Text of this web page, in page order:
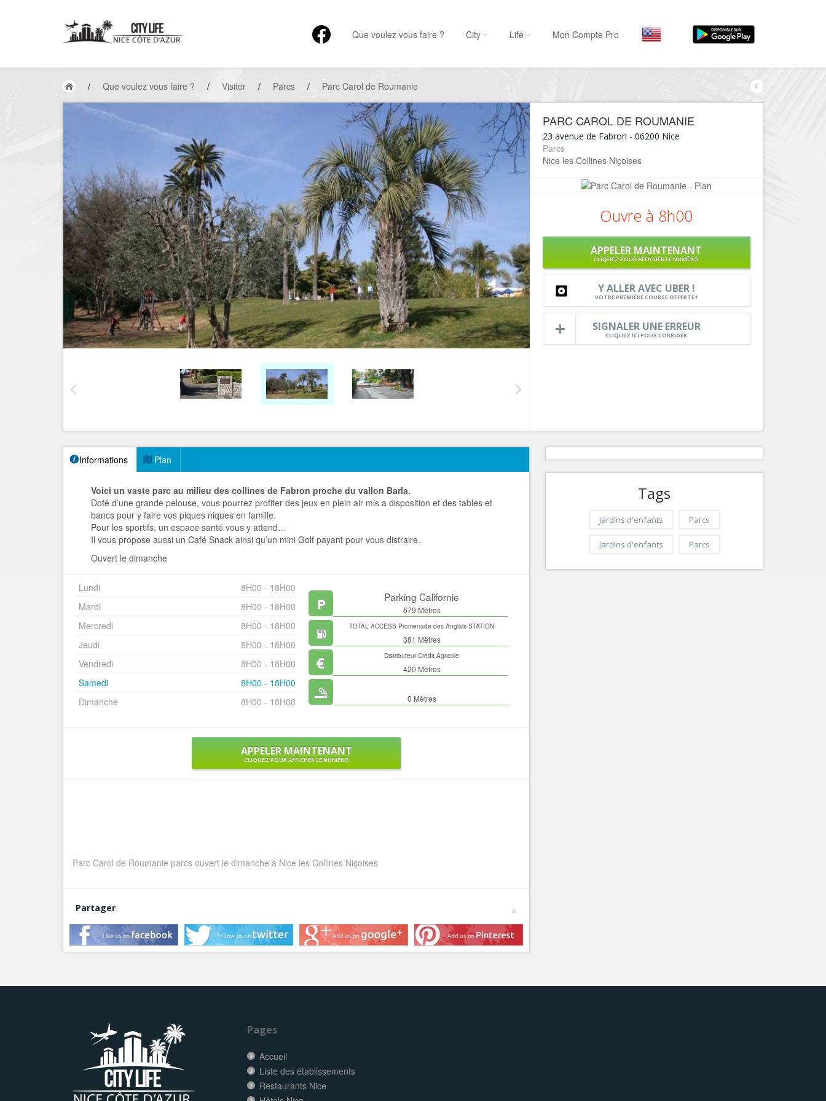
Que voulez vous faire ?
Hôtels, ...
Musées, ...
Sortir
Commerces
Mode, ...
Loisirs
Plages, sports, ...
Services
Tourisme, ...
Par quartiers
Nice le petit Marais Niçois
Nice la plaine du Var
Nice Aéroport
City Life Mon Compte Pro
/ Que voulez vous faire ? / Visiter / Parcs / Parc Carol de Roumanie
PARC CAROL DE ROUMANIE
23 avenue de Fabron - 06200 Nice
Parcs
Nice les Collines Niçoises
Ouvre à 8h00
APPELER MAINTENANT
CLIQUEZ POUR AFFICHER LE NUMÉRO
Y ALLER AVEC UBER !
VOTRE PREMIÈRE COURSE OFFERTE !
SIGNALER UNE ERREUR
CLIQUEZ ICI POUR CORRIGER
Informations Plan
Voici un vaste parc au milieu des collines de Fabron proche du vallon Barla.
Doté d’une grande pelouse, vous pourrez profiter des jeux en plein air mis a disposition et des tables et
bancs pour y faire vos piques niques en famille.
Pour les sportifs, un espace santé vous y attend…
Il vous propose aussi un Café Snack ainsi qu’un mini Golf payant pour vous distraire.
Ouvert le dimanche
Lundi
8H00 - 18H00
Mardi
8H00 - 18H00
Mercredi
8H00 - 18H00
Jeudi
8H00 - 18H00
Vendredi
8H00 - 18H00
Samedi
8H00 - 18H00
Dimanche
8H00 - 18H00
Parking Californie
679 Mètres
TOTAL ACCESS Promenade des Anglais STATION
SERVICES
381 Mètres
Distributeur Crédit Agricole
420 Mètres
0 Mètres
APPELER MAINTENANT
CLIQUEZ POUR AFFICHER LE NUMÉRO
Parc Carol de Roumanie parcs ouvert le dimanche à Nice les Collines Niçoises
Partager
Tags
Jardins d'enfants Parcs
Jardins d'enfants Parcs
Pages
Accueil
Liste des établissements
Restaurants Nice